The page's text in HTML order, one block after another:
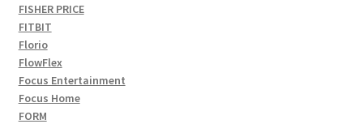
FISHER PRICE
FITBIT
Florio
FlowFlex
Focus Entertainment
Focus Home
FORM